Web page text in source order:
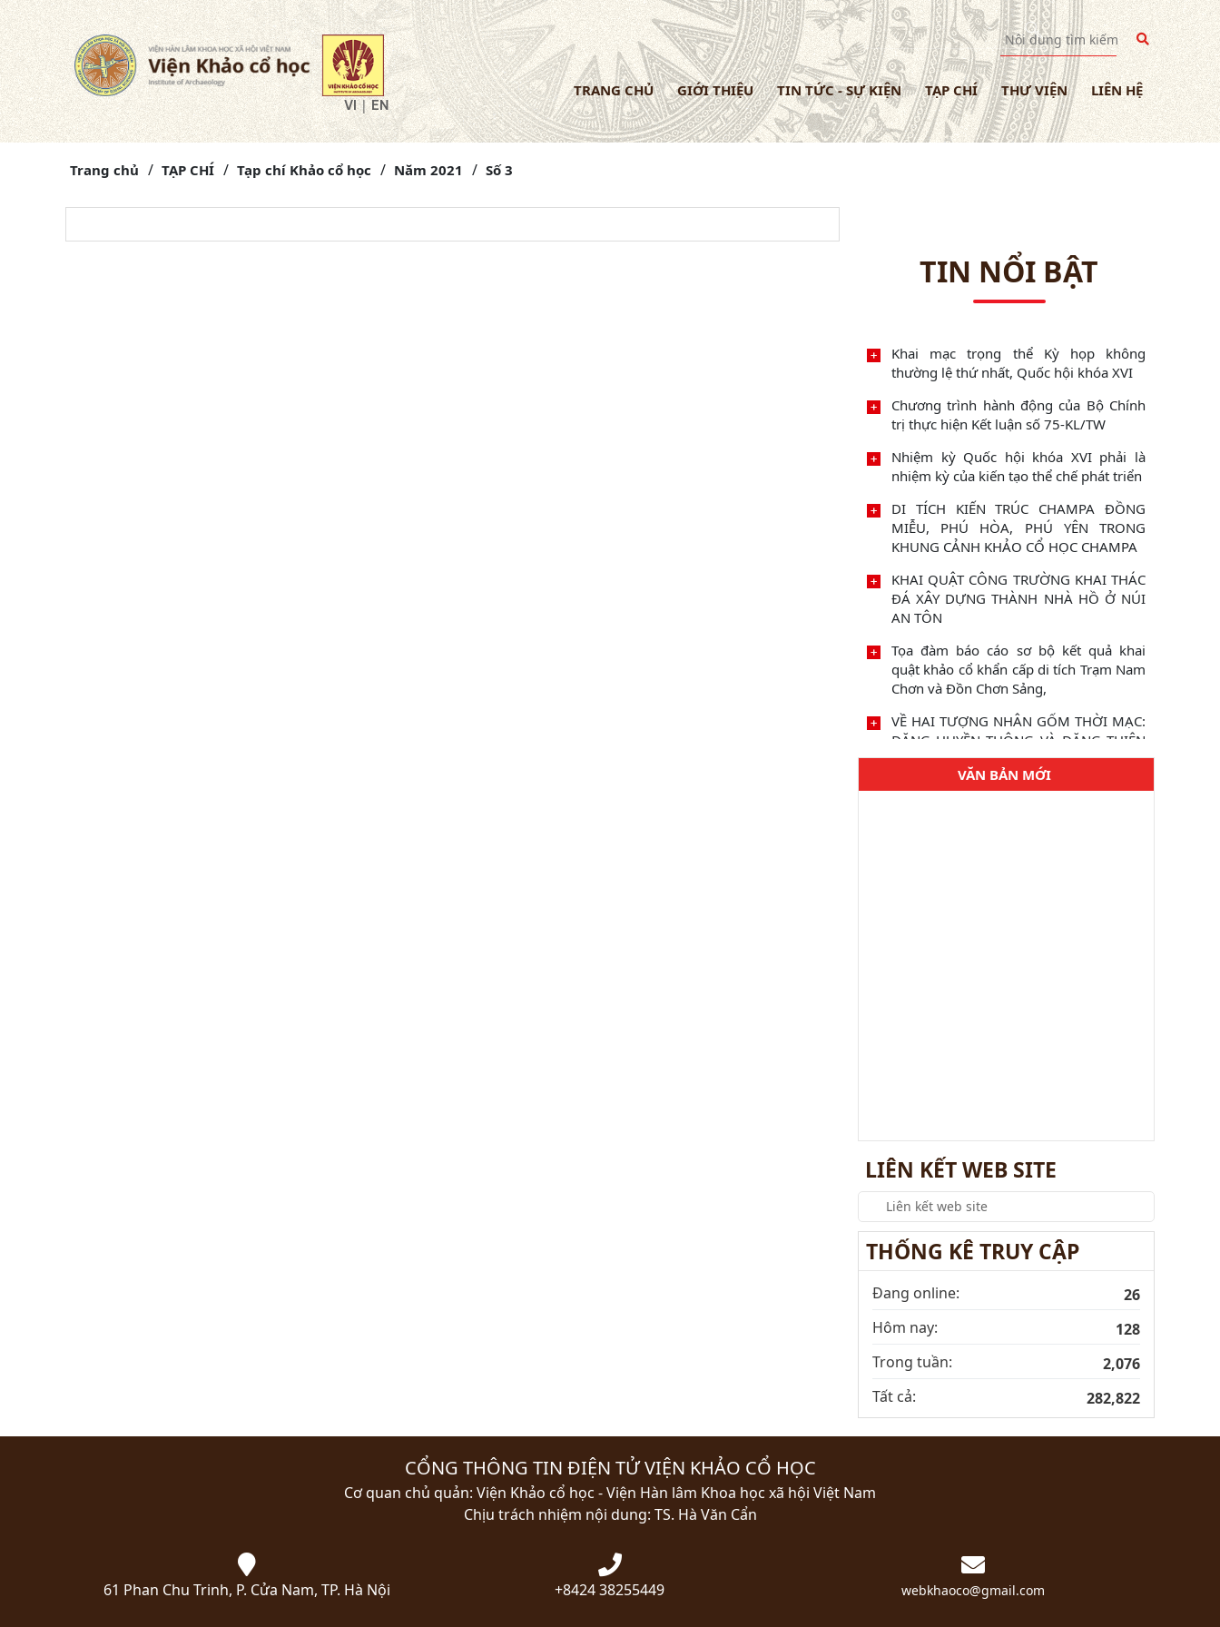
VI|EN
TRANG CHỦ GIỚI THIỆU TIN TỨC - SỰ KIỆN TẠP CHÍ THƯ VIỆN LIÊN HỆ
Trang chủ TẠP CHÍ Tạp chí Khảo cổ học Năm 2021 Số 3
TIN NỔI BẬT
Khai mạc trọng thể Kỳ họp không
thường lệ thứ nhất, Quốc hội khóa XVI
Chương trình hành động của Bộ Chính
trị thực hiện Kết luận số 75-KL/TW
Nhiệm kỳ Quốc hội khóa XVI phải là
nhiệm kỳ của kiến tạo thể chế phát triển
DI TÍCH KIẾN TRÚC CHAMPA ĐỒNG
MIỄU, PHÚ HÒA, PHÚ YÊN TRONG
KHUNG CẢNH KHẢO CỔ HỌC CHAMPA
KHAI QUẬT CÔNG TRƯỜNG KHAI THÁC
ĐÁ XÂY DỰNG THÀNH NHÀ HỒ Ở NÚI
AN TÔN
Tọa đàm báo cáo sơ bộ kết quả khai
quật khảo cổ khẩn cấp di tích Trạm Nam
Chơn và Đồn Chơn Sảng,
VỀ HAI TƯỢNG NHÂN GỐM THỜI MẠC:
ĐẶNG HUYỀN THÔNG VÀ ĐẶNG THIỆN
SỸ
Sách Trống đồng Việt Nam
VĂN BẢN MỚI
LIÊN KẾT WEB SITE
THỐNG KÊ TRUY CẬP
Đang online:
26
Hôm nay:
128
Trong tuần:
2,076
Tất cả:
282,822
CỔNG THÔNG TIN ĐIỆN TỬ VIỆN KHẢO CỔ HỌC
Cơ quan chủ quản: Viện Khảo cổ học - Viện Hàn lâm Khoa học xã hội Việt Nam
Chịu trách nhiệm nội dung: TS. Hà Văn Cẩn
61 Phan Chu Trinh, P. Cửa Nam, TP. Hà Nội +8424 38255449 webkhaoco@gmail.com